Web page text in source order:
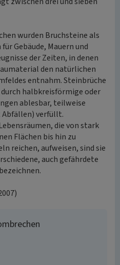
wurden Bruchsteine als
Gebäude, Mauern und
der Zeiten, in denen
den natürlichen
entnahm. Steinbrüche
halbkreisförmige oder
ablesbar, teilweise
Abfällen) verfüllt.
die von stark
Flächen bis hin zu
reichen, aufweisen, sind sie
auch gefährdete